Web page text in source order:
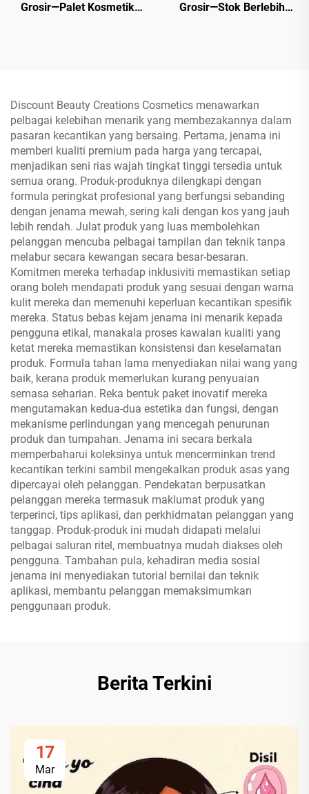
Grosir—Palet Kosmetik
Grosir—Stok Berlebih
Discount Beauty Creations Cosmetics menawarkan
pelbagai kelebihan menarik yang membezakannya dalam
pasaran kecantikan yang bersaing. Pertama, jenama ini
memberi kualiti premium pada harga yang tercapai,
menjadikan seni rias wajah tingkat tinggi tersedia untuk
semua orang. Produk-produknya dilengkapi dengan
formula peringkat profesional yang berfungsi sebanding
dengan jenama mewah, sering kali dengan kos yang jauh
lebih rendah. Julat produk yang luas membolehkan
pelanggan mencuba pelbagai tampilan dan teknik tanpa
melabur secara kewangan secara besar-besaran.
Komitmen mereka terhadap inklusiviti memastikan setiap
orang boleh mendapati produk yang sesuai dengan warna
kulit mereka dan memenuhi keperluan kecantikan spesifik
mereka. Status bebas kejam jenama ini menarik kepada
pengguna etikal, manakala proses kawalan kualiti yang
ketat mereka memastikan konsistensi dan keselamatan
produk. Formula tahan lama menyediakan nilai wang yang
baik, kerana produk memerlukan kurang penyuaian
semasa seharian. Reka bentuk paket inovatif mereka
mengutamakan kedua-dua estetika dan fungsi, dengan
mekanisme perlindungan yang mencegah penurunan
produk dan tumpahan. Jenama ini secara berkala
memperbaharui koleksinya untuk mencerminkan trend
kecantikan terkini sambil mengekalkan produk asas yang
dipercayai oleh pelanggan. Pendekatan berpusatkan
pelanggan mereka termasuk maklumat produk yang
terperinci, tips aplikasi, dan perkhidmatan pelanggan yang
tanggap. Produk-produk ini mudah didapati melalui
pelbagai saluran ritel, membuatnya mudah diakses oleh
pengguna. Tambahan pula, kehadiran media sosial
jenama ini menyediakan tutorial bernilai dan teknik
aplikasi, membantu pelanggan memaksimumkan
penggunaan produk.
Berita Terkini
17
Mar